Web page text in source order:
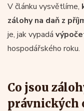
V článku vysvětlíme,
zálohy na daň z
je, jak vypadá
hospodářského roku.
Co jsou
právnických